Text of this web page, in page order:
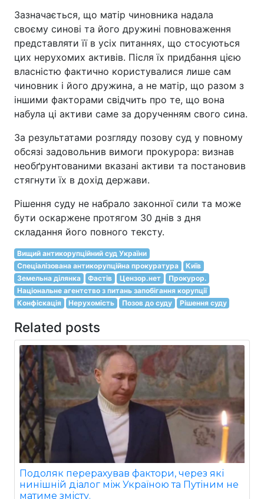
Зазначається, що матір чиновника надала
своєму синові та його дружині повноваження
представляти її в усіх питаннях, що стосуються
цих нерухомих активів. Після їх придбання цією
власністю фактично користувалися лише сам
чиновник і його дружина, а не матір, що разом з
іншими факторами свідчить про те, що вона
набула ці активи саме за дорученням свого сина.
За результатами розгляду позову суд у повному
обсязі задовольнив вимоги прокурора: визнав
необґрунтованими вказані активи та постановив
стягнути їх в дохід держави.
Рішення суду не набрало законної сили та може
бути оскаржене протягом 30 днів з дня
складання його повного тексту.
Вищий антикорупційний суд України
Спеціалізована антикорупційна прокуратура
Київ
Земельна ділянка
Фастів Цензор.нет
Прокурор.
Національне агентство з питань запобігання корупції
Конфіскація
Нерухомість Позов до суду Рішення суду
Related posts
Подоляк перерахував фактори, через які
нинішній діалог між Україною та Путіним не
матиме змісту.